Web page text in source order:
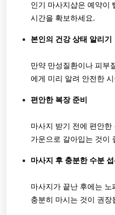
인기 마사지샵은 예약이
시간을 확보하세요.
본인의 건강 상태 알리기
만약 만성질환이나 피부
에게 미리 알려 안전한
편안한 복장 준비
마사지 받기 전에 편안
가운으로 갈아입는 것이
마사지 후 충분한 수분 섭
마사지가 끝난 후에는
충분히 마시는 것이 권장